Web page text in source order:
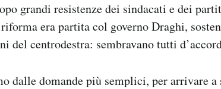
grandi resistenze dei sindacati e dei
era partita col governo Draghi,
del centrodestra: sembravano tutti
dalle domande più semplici, per arrivare a